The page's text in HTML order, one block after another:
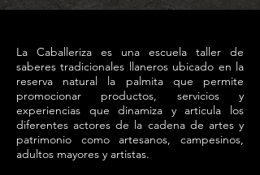
La Caballeriza es una escuela taller de
saberes tradicionales llaneros ubicado en la
reserva natural la palmita que permite
promocionar productos, servicios y
experiencias que dinamiza y articula los
diferentes actores de la cadena de artes y
patrimonio como artesanos, campesinos,
adultos mayores y artistas.